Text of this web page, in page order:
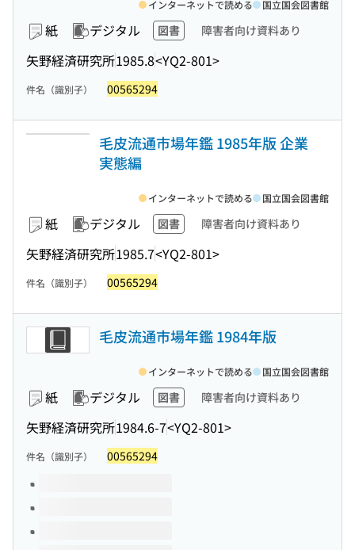
紙 デジタル 図書 障害者向け資料あり
矢野経済研究所1985.8<YQ2-801>
インターネットで読める 国立国会図書館
件名（識別子） 00565294
毛皮流通市場年鑑 1985年版 企業
実態編
紙 デジタル 図書 障害者向け資料あり
矢野経済研究所1985.7<YQ2-801>
インターネットで読める 国立国会図書館
件名（識別子） 00565294
毛皮流通市場年鑑 1984年版
紙 デジタル 図書 障害者向け資料あり
矢野経済研究所1984.6-7<YQ2-801>
インターネットで読める 国立国会図書館
件名（識別子） 00565294
このタイトルの巻号